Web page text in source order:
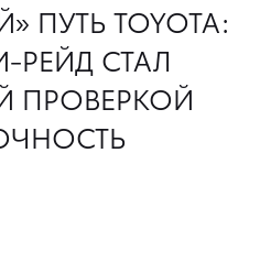
ПУТЬ TOYOTA:
РЕЙД СТАЛ
ПРОВЕРКОЙ